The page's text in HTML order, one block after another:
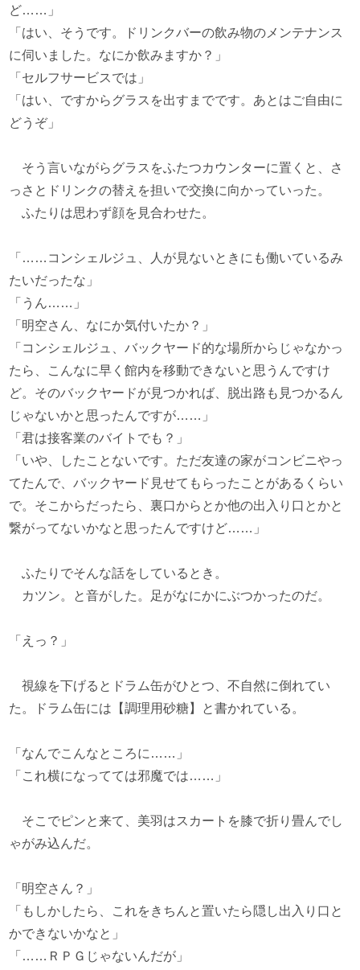
ど……」
「はい、そうです。ドリンクバーの飲み物のメンテナンス
に伺いました。なにか飲みますか？」
「セルフサービスでは」
「はい、ですからグラスを出すまでです。あとはご自由に
どうぞ」
そう言いながらグラスをふたつカウンターに置くと、さ
っさとドリンクの替えを担いで交換に向かっていった。
ふたりは思わず顔を見合わせた。
「……コンシェルジュ、人が見ないときにも働いているみ
たいだったな」
「うん……」
「明空さん、なにか気付いたか？」
「コンシェルジュ、バックヤード的な場所からじゃなかっ
たら、こんなに早く館内を移動できないと思うんですけ
ど。そのバックヤードが見つかれば、脱出路も見つかるん
じゃないかと思ったんですが……」
「君は接客業のバイトでも？」
「いや、したことないです。ただ友達の家がコンビニやっ
てたんで、バックヤード見せてもらったことがあるくらい
で。そこからだったら、裏口からとか他の出入り口とかと
繋がってないかなと思ったんですけど……」
ふたりでそんな話をしているとき。
カツン。と音がした。足がなにかにぶつかったのだ。
「えっ？」
視線を下げるとドラム缶がひとつ、不自然に倒れてい
た。ドラム缶には【調理用砂糖】と書かれている。
「なんでこんなところに……」
「これ横になってては邪魔では……」
そこでピンと来て、美羽はスカートを膝で折り畳んでし
ゃがみ込んだ。
「明空さん？」
「もしかしたら、これをきちんと置いたら隠し出入り口と
かできないかなと」
「……ＲＰＧじゃないんだが」